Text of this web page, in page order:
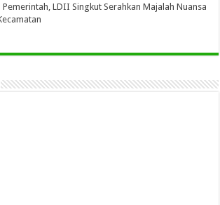
LDII Singkut Serahkan Majalah Nuansa